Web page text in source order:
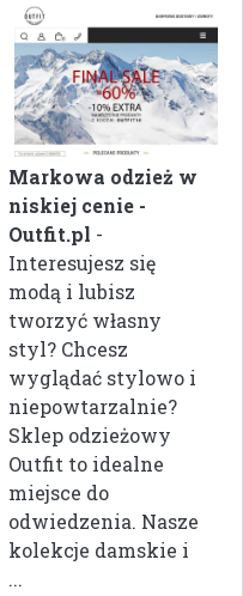
Markowa odzież w
niskiej cenie -
Outfit.pl -
Interesujesz się
modą i lubisz
tworzyć własny
styl? Chcesz
wyglądać stylowo i
niepowtarzalnie?
Sklep odzieżowy
Outfit to idealne
miejsce do
odwiedzenia. Nasze
kolekcje damskie i
...